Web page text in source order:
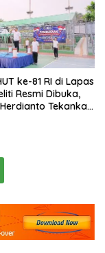
ke-81 RI di Lapas
Resmi Dibuka,
Tekankan